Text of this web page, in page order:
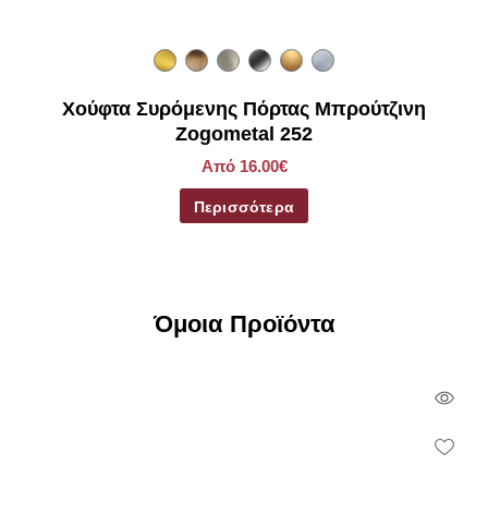
Χούφτα Συρόμενης Πόρτας Μπρούτζινη
Zogometal 252
Από 16.00€
Περισσότερα
Όμοια Προϊόντα